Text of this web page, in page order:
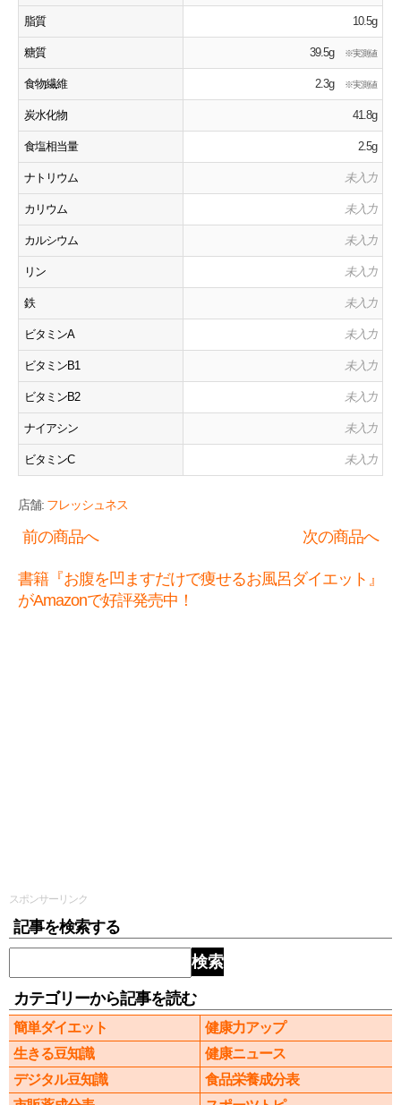
脂質 10.5g
糖質 39.5g ※実測値
食物繊維 2.3g ※実測値
炭水化物 41.8g
食塩相当量 2.5g
ナトリウム 未入力
カリウム 未入力
カルシウム 未入力
リン 未入力
鉄 未入力
ビタミンA 未入力
ビタミンB1 未入力
ビタミンB2 未入力
ナイアシン 未入力
ビタミンC 未入力
店舗: フレッシュネス
前の商品へ 次の商品へ
書籍『お腹を凹ますだけで痩せるお風呂ダイエット』
がAmazonで好評発売中！
スポンサーリンク
記事を検索する
検索
カテゴリーから記事を読む
簡単ダイエット
健康力アップ
生きる豆知識
健康ニュース
デジタル豆知識
食品栄養成分表